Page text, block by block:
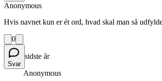
Anonymous
Hvis navnet kun er ét ord, hvad skal man så
0
Svar
sidste år
Anonymous